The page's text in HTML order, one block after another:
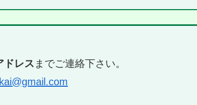
ドレス までご連絡下さい。